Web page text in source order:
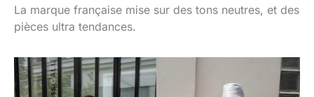
La marque française mise sur des tons neutres, et des
pièces ultra tendances.